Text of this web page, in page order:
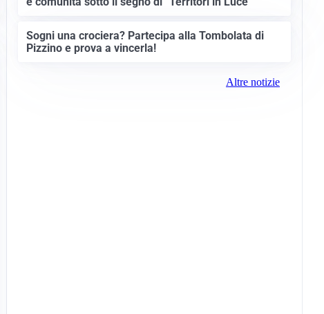
Sogni una crociera? Partecipa alla Tombolata di
Pizzino e prova a vincerla!
Altre notizie